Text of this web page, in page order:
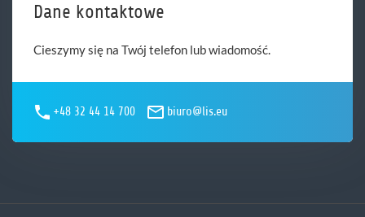
Dane kontaktowe
Cieszymy się na Twój telefon lub wiadomość.
+48 32 44 14 700 biuro@lis.eu